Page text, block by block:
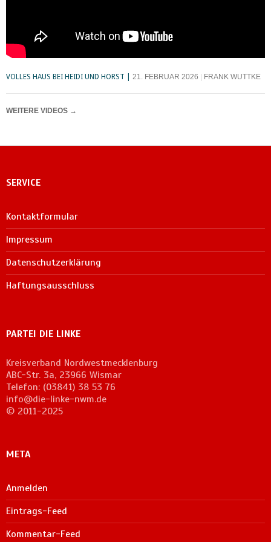
VOLLES HAUS BEI HEIDI UND HORST 21. FEBRUAR 2026 FRANK WUTTKE
WEITERE VIDEOS →
SERVICE
Kontaktformular
Impressum
Datenschutzerklärung
Haftungsausschluss
PARTEI DIE LINKE
Kreisverband Nordwestmecklenburg
ABC-Str. 3a, 23966 Wismar
Telefon: (03841) 38 53 76
info@die-linke-nwm.de
© 2011-2025
META
Anmelden
Eintrags-Feed
Kommentar-Feed